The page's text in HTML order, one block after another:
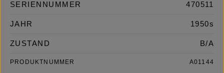
SERIENNUMMER 470511
JAHR 1950s
ZUSTAND B/A
PRODUKTNUMMER A01144